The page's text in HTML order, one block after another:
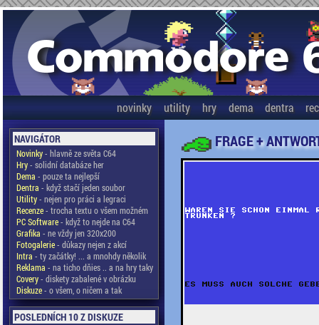
novinky utility hry dema dentra
NAVIGÁTOR
Novinky- hlavně ze světa C64
Hry- solidní databáze her
Dema - pouze ta nejlepší
Dentra - když stačí jeden soubor
Utility- nejen pro práci a legraci
Recenze- trocha textu o všem možném
PC Software- když to nejde na C64
Grafika - ne vždy jen 320x200
Fotogalerie- důkazy nejen z akcí
Intra - ty začátky! ... a mnohdy několik
Reklama - na ticho dňies .. a na hry taky
Covery- diskety zabalené v obrázku
Diskuze- o všem, o ničem a tak
POSLEDNÍCH 10 Z DISKUZE
FRAGE +